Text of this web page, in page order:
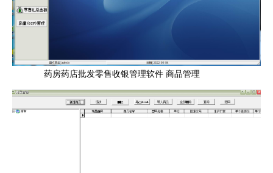
药房药店批发零售收银管理软件 商品管理